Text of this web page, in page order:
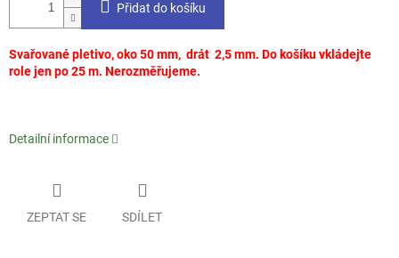
Přidat do košíku
Svařované pletivo, oko 50 mm, drát 2,5 mm. Do košíku vkládejte
role jen po 25 m. Nerozměřujeme.
Detailní informace
ZEPTAT SE SDÍLET